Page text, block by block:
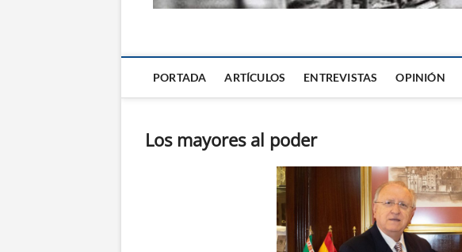
PORTADA ARTÍCULOS ENTREVISTAS OPINIÓN
Los mayores al poder